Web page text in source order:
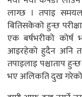
लाग्छ । तपाइ
बितिसकेको हुन्छ
एक बर्षभरीको कोर्ष
आइरहेको हुदैन अनि
तपाइलाइ पश्चाताप
भए अलिकति दुख गरेको